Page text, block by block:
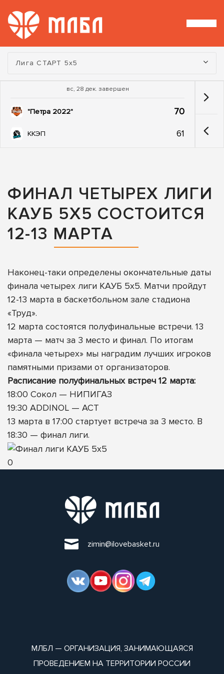
Турнир:
Лига СТАРТ 5х5
вс, 28 дек. завершен
"Петра 2022" 70
ККЭП 61
ФИНАЛ ЧЕТЫРЕХ ЛИГИ
КАУБ 5Х5 СОСТОИТСЯ
12-13 МАРТА
Наконец-таки определены окончательные даты
финала четырех лиги КАУБ 5х5. Матчи пройдут
12-13 марта в баскетбольном зале стадиона
«Труд».
12 марта состоятся полуфинальные встречи. 13
марта — матч за 3 место и финал. По итогам
«финала четырех» мы наградим лучших игроков
памятными призами от организаторов.
Расписание полуфинальных встреч 12 марта:
18:00 Сокол — НИПИГАЗ
19:30 ADDINOL — АСТ
13 марта в 17:00 стартует встреча за 3 место. В
18:30 — финал лиги.
0
zimin@ilovebasket.ru
МЛБЛ — ОРГАНИЗАЦИЯ, ЗАНИМАЮЩАЯСЯ
ПРОВЕДЕНИЕМ НА ТЕРРИТОРИИ РОССИИ